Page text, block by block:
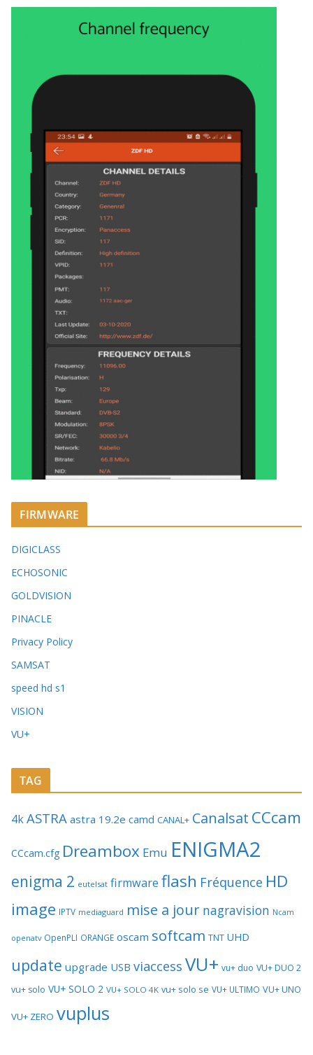
FIRMWARE
DIGICLASS
ECHOSONIC
GOLDVISION
PINACLE
Privacy Policy
SAMSAT
speed hd s1
VISION
VU+
TAG
4kASTRA astra 19.2e camd CANAL+ Canalsat CCcam
CCcam.cfg Dreambox Emu ENIGMA2
enigma 2 eutelsat firmware flash Fréquence HD
image IPTV mediaguard mise a jour nagravision Ncam
openatv OpenPLI ORANGE oscam softcam TNT UHD
update upgrade USB viaccess VU+ vu+ duo VU+ DUO 2
vu+ solo VU+ SOLO 2 VU+ SOLO 4K vu+ solo se VU+ ULTIMO VU+ UNO
VU+ ZERO vuplus